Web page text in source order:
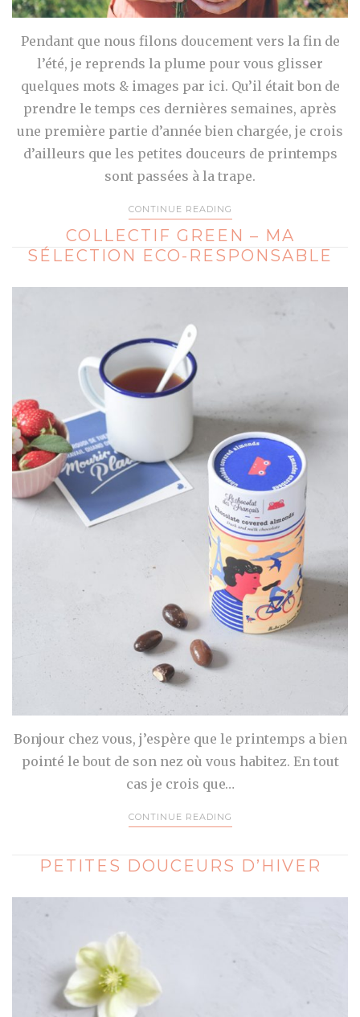
Pendant que nous filons doucement vers la fin de
l’été, je reprends la plume pour vous glisser
quelques mots & images par ici. Qu’il était bon de
prendre le temps ces dernières semaines, après
une première partie d’année bien chargée, je crois
d’ailleurs que les petites douceurs de printemps
sont passées à la trape.
CONTINUE READING
COLLECTIF GREEN – MA
SÉLECTION ECO-RESPONSABLE
Bonjour chez vous, j’espère que le printemps a bien
pointé le bout de son nez où vous habitez. En tout
cas je crois que…
CONTINUE READING
PETITES DOUCEURS D’HIVER